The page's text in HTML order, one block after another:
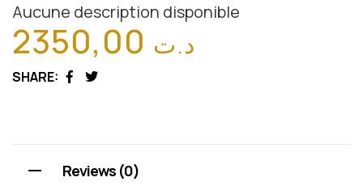
Aucune description disponible
د.ت
SHARE:
Facebook
Twitter
Reviews (0)